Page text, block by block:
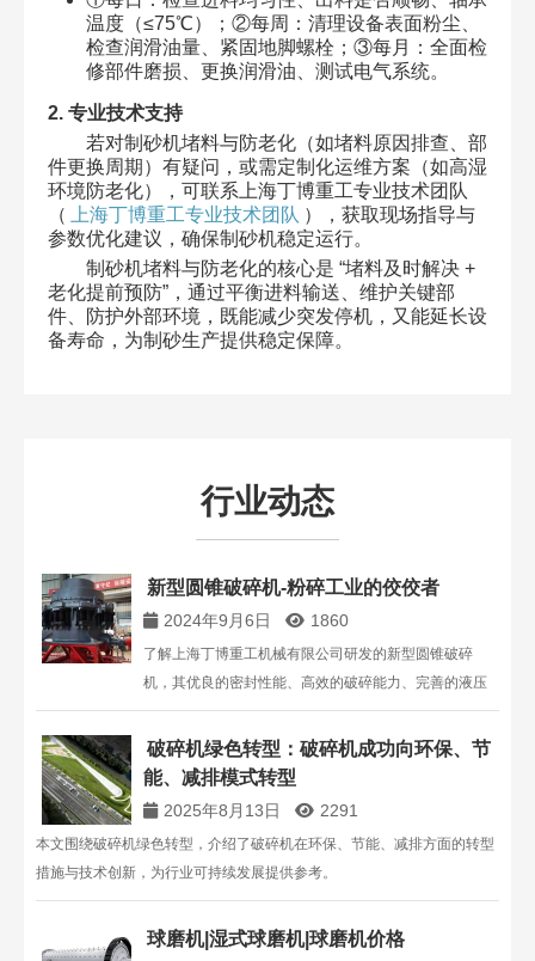
温度（≤75℃）；②每周：清理设备表面粉尘、
检查润滑油量、紧固地脚螺栓；③每月：全面检
修部件磨损、更换润滑油、测试电气系统。
2. 专业技术支持
若对制砂机堵料与防老化（如堵料原因排查、部
件更换周期）有疑问，或需定制化运维方案（如高湿
环境防老化），可联系上海丁博重工专业技术团队
（
上海丁博重工专业技术团队 ），获取现场指导与
参数优化建议，确保制砂机稳定运行。
制砂机堵料与防老化的核心是 “堵料及时解决 +
老化提前预防”，通过平衡进料输送、维护关键部
件、防护外部环境，既能减少突发停机，又能延长设
备寿命，为制砂生产提供稳定保障。
行业动态
新型圆锥破碎机-粉碎工业的佼佼者
2024年9月6日 1860
了解上海丁博重工机械有限公司研发的新型圆锥破碎
机，其优良的密封性能、高效的破碎能力、完善的液压
系统和多样化的腔型设计，为建筑、冶金等行业提供高
效的粉碎解决方案。
破碎机绿色转型：破碎机成功向环保、节
能、减排模式转型
2025年8月13日 2291
本文围绕破碎机绿色转型，介绍了破碎机在环保、节能、减排方面的转型
措施与技术创新，为行业可持续发展提供参考。
球磨机|湿式球磨机|球磨机价格